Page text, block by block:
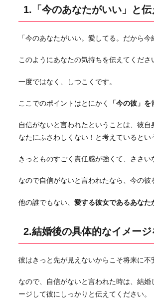
2.
後
の
体
な
メ
ー
ジ
伝
る
子
供
が
る
メ
1.「今のあなたがいい」と伝
「今のあなたがいい。愛してる。だから今
このようにあなたの気持ちを伝えてくださ
一度ではなく、しつこくです。
ここでのポイントはとにかく 「今の彼」
自信がないと言われたということは、彼
なたにふさわしくない！と考えているとい
きっとものすごく責任感が強くて、ささ
なので自信がないと言われたなら、今の彼
他の誰でもない、 愛する彼女であるあなた
2.結婚後の具体的なイメージ
彼はきっと先が見えないからこそ将来に不
なので、自信がないと言われた時は、結
ージして彼にしっかりと伝えてください。